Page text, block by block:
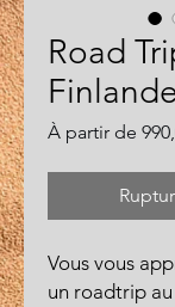
Road
Finlande
À partir de
Vous vous
un roadtrip